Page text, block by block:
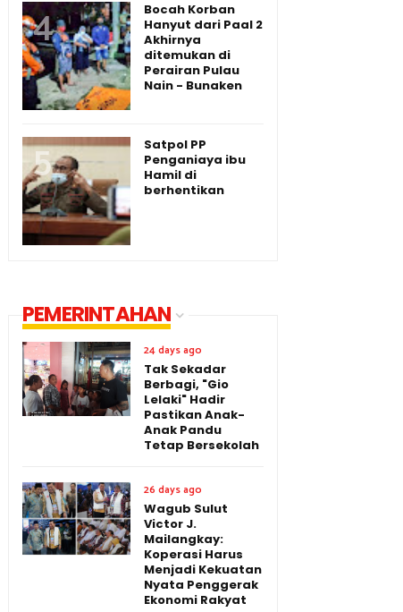
Bocah Korban
Hanyut dari Paal 2
Akhirnya
ditemukan di
Perairan Pulau
Nain - Bunaken
Satpol PP
Penganiaya ibu
Hamil di
berhentikan
PEMERINTAHAN
24 days ago
Tak Sekadar
Berbagi, "Gio
Lelaki" Hadir
Pastikan Anak-
Anak Pandu
Tetap Bersekolah
26 days ago
Wagub Sulut
Victor J.
Mailangkay:
Koperasi Harus
Menjadi Kekuatan
Nyata Penggerak
Ekonomi Rakyat